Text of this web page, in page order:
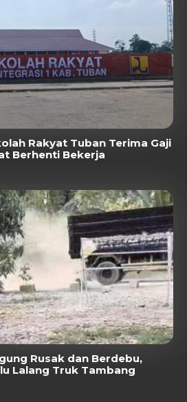
Rakyat Tuban Terima Gaji
Berhenti Bekerja
Rusak dan Berdebu,
Lalang Truk Tambang